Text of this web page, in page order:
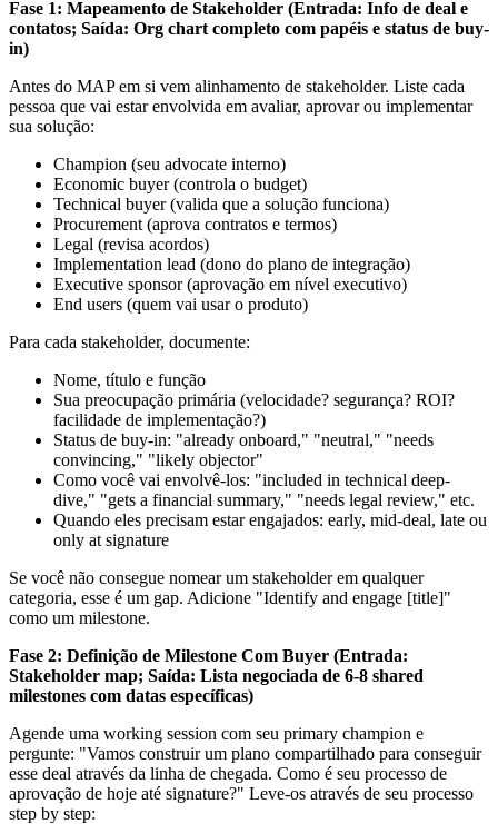
Fase 1: Mapeamento de Stakeholder (Entrada: Info de deal e
contatos; Saída: Org chart completo com papéis e status de buy-
in)
Antes do MAP em si vem alinhamento de stakeholder. Liste cada
pessoa que vai estar envolvida em avaliar, aprovar ou implementar
sua solução:
Champion (seu advocate interno)
Economic buyer (controla o budget)
Technical buyer (valida que a solução funciona)
Procurement (aprova contratos e termos)
Legal (revisa acordos)
Implementation lead (dono do plano de integração)
Executive sponsor (aprovação em nível executivo)
End users (quem vai usar o produto)
Para cada stakeholder, documente:
Nome, título e função
Sua preocupação primária (velocidade? segurança? ROI?
facilidade de implementação?)
Status de buy-in: "already onboard," "neutral," "needs
convincing," "likely objector"
Como você vai envolvê-los: "included in technical deep-
dive," "gets a financial summary," "needs legal review," etc.
Quando eles precisam estar engajados: early, mid-deal, late ou
only at signature
Se você não consegue nomear um stakeholder em qualquer
categoria, esse é um gap. Adicione "Identify and engage [title]"
como um milestone.
Fase 2: Definição de Milestone Com Buyer (Entrada:
Stakeholder map; Saída: Lista negociada de 6-8 shared
milestones com datas específicas)
Agende uma working session com seu primary champion e
pergunte: "Vamos construir um plano compartilhado para conseguir
esse deal através da linha de chegada. Como é seu processo de
aprovação de hoje até signature?" Leve-os através de seu processo
step by step: